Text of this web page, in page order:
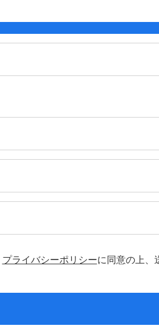
プライバシーポリシーに同意の上、